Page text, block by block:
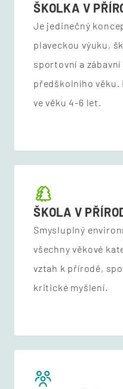
ŠKOLKA V
Je jedinečný
plaveckou výuku,
sportovní a
předškolního
ve věku 4-6 let.
ŠKOLA V
Smysluplný
všechny věkové
vztah k přírodě,
kritické myšlení.